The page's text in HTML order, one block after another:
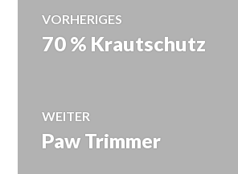
VORHERIGES
Vorheriger
70 % Krautschutz
WEITER
Nächster
Paw Trimmer